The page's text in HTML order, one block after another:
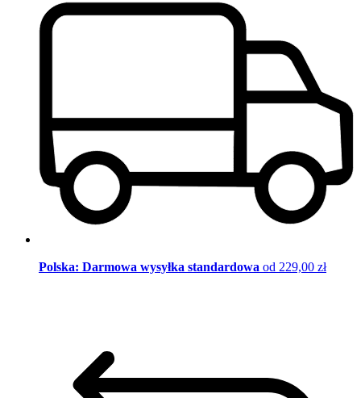
Polska: Darmowa wysyłka standardowa od 229,00 zł